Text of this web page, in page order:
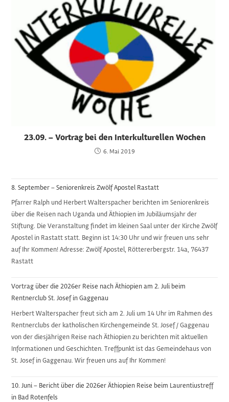
23.09. – Vortrag bei den Interkulturellen Wochen
6. Mai 2019
8. September – Seniorenkreis Zwölf Apostel Rastatt
Pfarrer Ralph und Herbert Walterspacher berichten im Seniorenkreis
über die Reisen nach Uganda und Äthiopien im Jubiläumsjahr der
Stiftung. Die Veranstaltung findet im kleinen Saal unter der Kirche Zwölf
Apostel in Rastatt statt. Beginn ist 14:30 Uhr und wir freuen uns sehr
auf Ihr Kommen! Adresse: Zwölf Apostel, Röttererbergstr. 14a, 76437
Rastatt
Vortrag über die 2026er Reise nach Äthiopien am 2. Juli beim
Rentnerclub St. Josef in Gaggenau
Herbert Walterspacher freut sich am 2. Juli um 14 Uhr im Rahmen des
Rentnerclubs der katholischen Kirchengemeinde St. Josef / Gaggenau
von der diesjährigen Reise nach Äthiopien zu berichten mit aktuellen
Informationen und Geschichten. Treffpunkt ist das Gemeindehaus von
St. Josef in Gaggenau. Wir freuen uns auf Ihr Kommen!
10. Juni – Bericht über die 2026er Äthiopien Reise beim Laurentiustreff
in Bad Rotenfels